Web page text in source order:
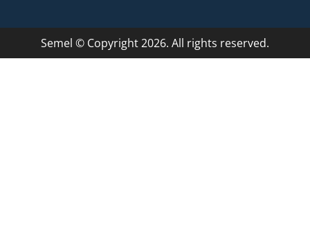
Semel © Copyright 2026. All rights reserved.